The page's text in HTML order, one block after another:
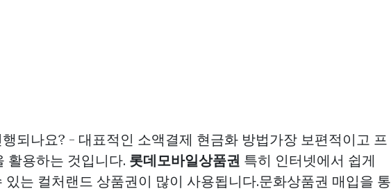
되나요? - 대표적인 소액결제 현금화 방법가장 보편적이고 프
활용하는 것입니다. 롯데모바일상품권 특히 인터넷에서 쉽게
있는 컬처랜드 상품권이 많이 사용됩니다.문화상품권 매입을 통